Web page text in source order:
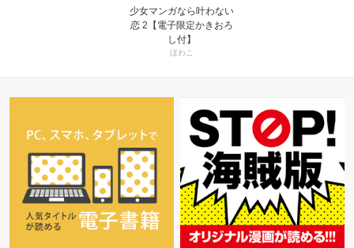
少女マンガなら叶わない
恋 2【電子限定かきおろ
し付】
ほわこ